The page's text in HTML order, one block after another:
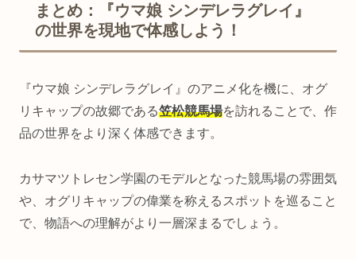
まとめ：『ウマ娘 シンデレラグレイ』
の世界を現地で体感しよう！
『ウマ娘 シンデレラグレイ』のアニメ化を機に、オグ
リキャップの故郷である笠松競馬場を訪れることで、作
品の世界をより深く体感できます。
カサマツトレセン学園のモデルとなった競馬場の雰囲気
や、オグリキャップの偉業を称えるスポットを巡ること
で、物語への理解がより一層深まるでしょう。